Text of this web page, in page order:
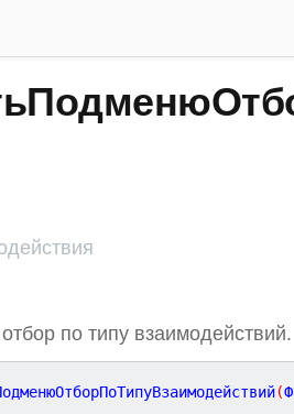
по типу взаимодействий.
(